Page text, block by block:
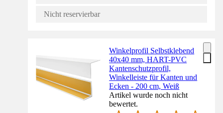
Nicht reservierbar
Winkelprofil Selbstklebend
40x40 mm, HART-PVC
Kantenschutzprofil,
Winkelleiste für Kanten und
Ecken - 200 cm, Weiß
Artikel wurde noch nicht
bewertet.